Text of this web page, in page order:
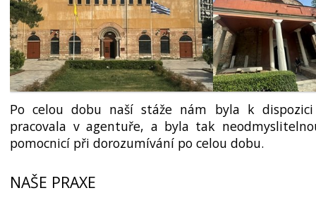
Po celou dobu naší stáže nám byla k
pracovala v agentuře, a byla tak
pomocnicí při dorozumívání po celou dobu.
NAŠE PRAXE